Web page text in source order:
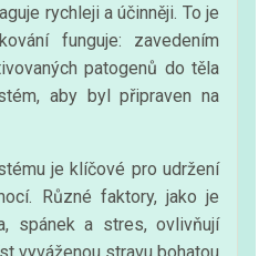
rychleji a účinněji. To je
funguje: zavedením
patogenů do těla
aby byl připraven na
je klíčové pro udržení
Různé faktory, jako je
spánek a stres, ovlivňují